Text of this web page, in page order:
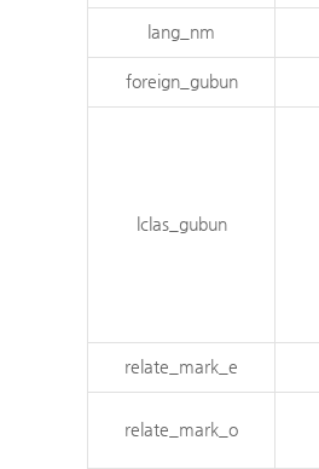
lang_nm
foreign_gubun
lclas_gubun
relate_mark_e
relate_mark_o